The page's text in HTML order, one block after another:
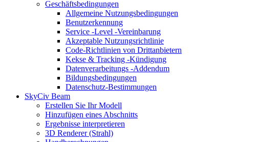
Geschäftsbedingungen
Allgemeine Nutzungsbedingungen
Benutzerkennung
Service -Level -Vereinbarung
Akzeptable Nutzungsrichtlinie
Code-Richtlinien von Drittanbietern
Kekse & Tracking -Kündigung
Datenverarbeitungs -Addendum
Bildungsbedingungen
Datenschutz-Bestimmungen
SkyCiv Beam
Erstellen Sie Ihr Modell
Hinzufügen eines Abschnitts
Ergebnisse interpretieren
3D Renderer (Strahl)